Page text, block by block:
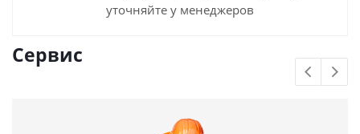
уточняйте у менеджеров
Сервис